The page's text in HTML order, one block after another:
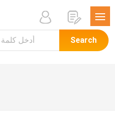
Search